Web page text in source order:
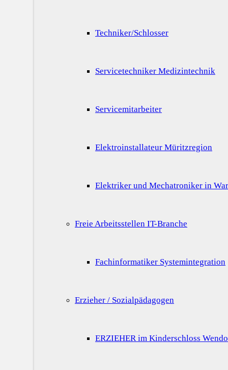
Techniker/Schlosser
Servicetechniker Medizintechnik
Servicemitarbeiter
Elektroinstallateur Müritzregion
Elektriker und Mechatroniker in
Freie Arbeitsstellen IT-Branche
Fachinformatiker Systemintegration
Erzieher / Sozialpädagogen
ERZIEHER im Kinderschloss